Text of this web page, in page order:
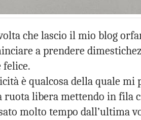
che lascio il mio blog
a prendere
felice.
è qualcosa della quale mi
ruota libera mettendo in fila
molto tempo dall’ultima